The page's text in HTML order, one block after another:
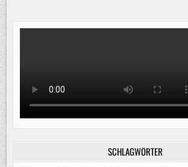
SCHLAGWÖRTER